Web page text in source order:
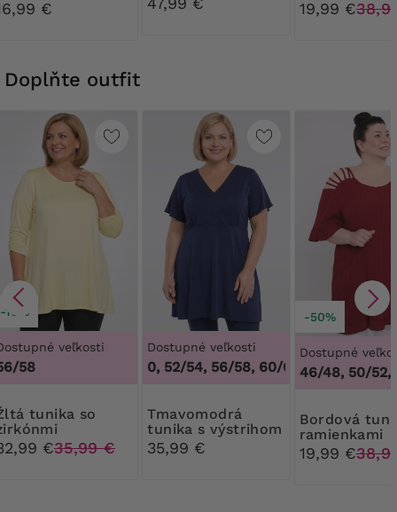
€ 19,99 €
Doplňte outfit
-10%
veľkosti
58
so
€35,99 €
Dostupné veľkosti
48/50, 52/54, 56/58, 60/62 48/50, 52/54,
Tmavomodrá
tunika s výstrihom
do V
35,99 €
-50%
Dostupné
46/48, 50/52,
Bordová tunika s
ramienkami
19,99 €